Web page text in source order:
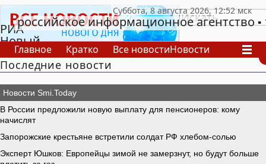
РИА
Новый
День
российское информационное агентство
Главное Кратко Все новостиНовости
В России
В мире
СпецпроектыПроекты Архив
Последние новости